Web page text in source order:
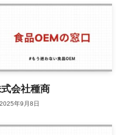
会社種商
2025年9月8日